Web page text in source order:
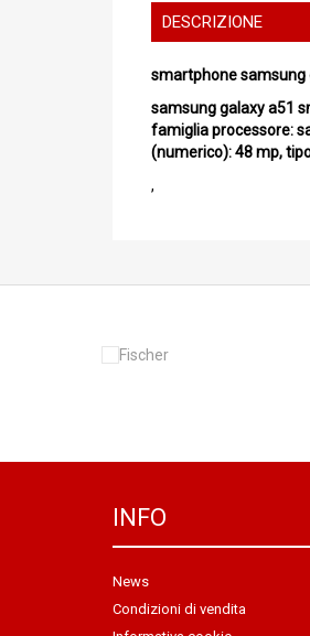
DESCRIZIONE
smartphone samsung
samsung galaxy a51
famiglia processore:
(numerico): 48 mp,
,
INFO
News
Condizioni di vendita